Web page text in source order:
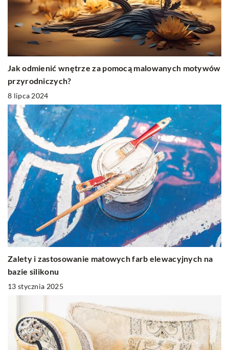
Jak odmienić wnętrze za pomocą malowanych motywów
przyrodniczych?
8 lipca 2024
Zalety i zastosowanie matowych farb elewacyjnych na
bazie silikonu
13 stycznia 2025